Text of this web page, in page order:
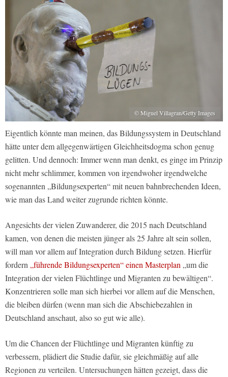
© Miguel Villagran/Getty Images
Eigentlich könnte man meinen, das Bildungssystem in Deutschland
hätte unter dem allgegenwärtigen Gleichheitsdogma schon genug
gelitten. Und dennoch: Immer wenn man denkt, es ginge im Prinzip
nicht mehr schlimmer, kommen von irgendwoher irgendwelche
sogenannten „Bildungsexperten“ mit neuen bahnbrechenden Ideen,
wie man das Land weiter zugrunde richten könnte.
Angesichts der vielen Zuwanderer, die 2015 nach Deutschland
kamen, von denen die meisten jünger als 25 Jahre alt sein sollen,
will man vor allem auf Integration durch Bildung setzen. Hierfür
fordern„führende Bildungsexperten“ einen Masterplan„um die
Integration der vielen Flüchtlinge und Migranten zu bewältigen“.
Konzentrieren solle man sich hierbei vor allem auf die Menschen,
die bleiben dürfen (wenn man sich die Abschiebezahlen in
Deutschland anschaut, also so gut wie alle).
Um die Chancen der Flüchtlinge und Migranten künftig zu
verbessern, plädiert die Studie dafür, sie gleichmäßig auf alle
Regionen zu verteilen. Untersuchungen hätten gezeigt, dass die